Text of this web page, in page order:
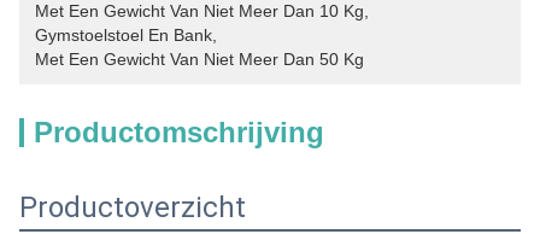
Met Een Gewicht Van Niet Meer Dan 10 Kg
Gymstoelstoel En Bank
Met Een Gewicht Van Niet Meer Dan 50 Kg
Productomschrijving
Productoverzicht